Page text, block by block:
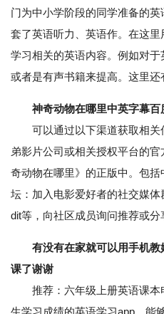
门为中小学阶段的同学准备的
套了英语听力、英语作。在这
学习相关的英语内容。例如对
或者是有声书籍来提高。这里还
神奇动物在哪里中英字幕百
可以通过以下渠道获取相关
弟影片公司或相关授权平台的
奇动物在哪里》的正版中。包
坛：加入电影爱好者的社交媒
dit等，向社区成员询问推荐或分
有没有在家就可以用手机
课了谢谢
推荐：六年级上册英语课本
生学习成绩的英语学习app，能